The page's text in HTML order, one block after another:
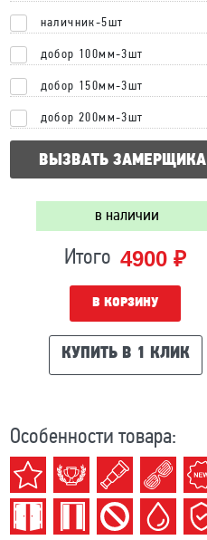
наличник-5шт
добор 100мм-3шт
добор 150мм-3шт
добор 200мм-3шт
ВЫЗВАТЬ ЗАМЕРЩИКА
в наличии
Итого 4900 ₽
В КОРЗИНУ
КУПИТЬ В 1 КЛИК
Особенности товара: